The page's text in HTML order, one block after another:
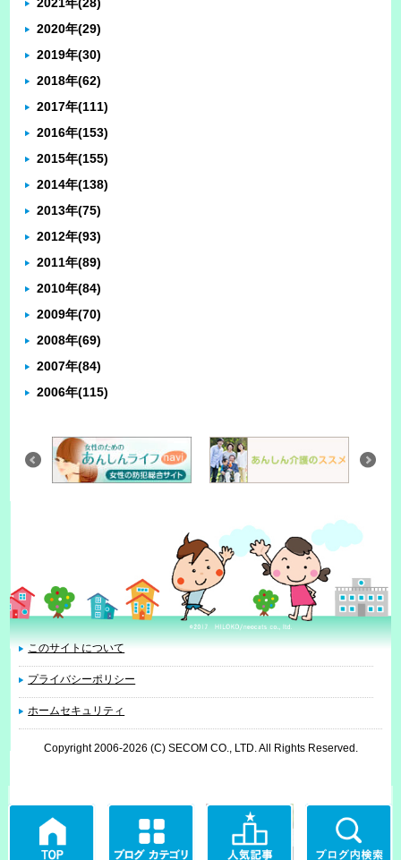
2020年(29)
2019年(30)
2018年(62)
2017年(111)
2016年(153)
2015年(155)
2014年(138)
2013年(75)
2012年(93)
2011年(89)
2010年(84)
2009年(70)
2008年(69)
2007年(84)
2006年(115)
このサイトについて
プライバシーポリシー
ホームセキュリティ
Copyright 2006-2026 (C) SECOM CO., LTD. All Rights Reserved.